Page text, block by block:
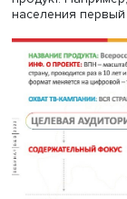
Несмотря на
креативной
заполненный
клиент, что он
вложить в
При
и стратеги
детали,
работа